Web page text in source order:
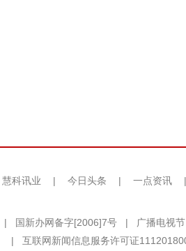
慧科讯业 | 今日头条 | 一点资讯 |
| 国新办网备字[2006]7号 |
广播电视
| 互联网新闻信息服务许可证